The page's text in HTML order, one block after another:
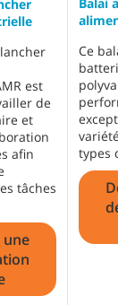
est
de
et
afin
tâches
une
Ce
types